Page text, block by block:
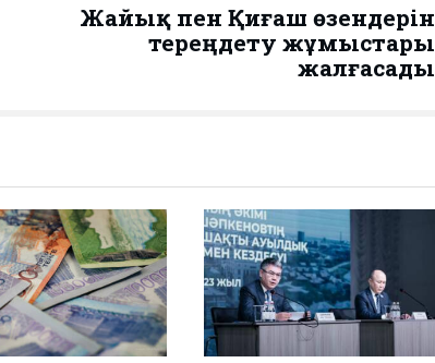
Жайық пен Қиғаш өзендерін
тереңдету жұмыстары
жалғасады